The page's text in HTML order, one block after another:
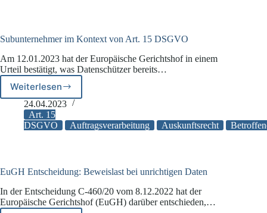
83
X
im
Fokus
Subunternehmer im Kontext von Art. 15 DSGVO
Am 12.01.2023 hat der Europäische Gerichtshof in einem
Urteil bestätigt, was Datenschützer bereits…
WeiterlesenSubunternehmer
im
Kontext
von
24.04.2023
Art. 15
DSGVO
Auftragsverarbeitung Auskunftsrecht
EuGH Entscheidung: Beweislast bei unrichtigen Daten
In der Entscheidung C-460/20 vom 8.12.2022 hat der
Europäische Gerichtshof (EuGH) darüber entschieden,…